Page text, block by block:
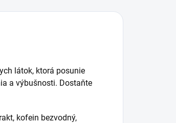
látok, ktorá posunie
a výbušnosti. Dostaňte
kofein bezvodný,